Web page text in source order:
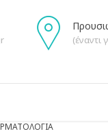
(έναντι